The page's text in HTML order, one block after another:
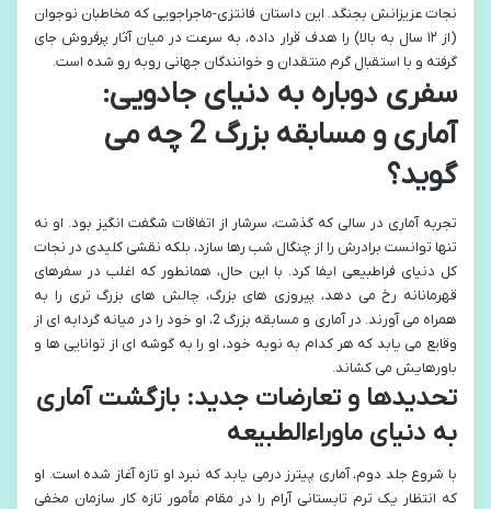
نجات عزیزانش بجنگد. این داستان فانتزی-ماجراجویی که مخاطبان نوجوان
(از ۱۲ سال به بالا) را هدف قرار داده، به سرعت در میان آثار پرفروش جای
گرفته و با استقبال گرم منتقدان و خوانندگان جهانی روبه رو شده است.
سفری دوباره به دنیای جادویی:
آماری و مسابقه بزرگ 2 چه می
گوید؟
تجربه آماری در سالی که گذشت، سرشار از اتفاقات شگفت انگیز بود. او نه
تنها توانست برادرش را از چنگال شب رها سازد، بلکه نقشی کلیدی در نجات
کل دنیای فراطبیعی ایفا کرد. با این حال، همانطور که اغلب در سفرهای
قهرمانانه رخ می دهد، پیروزی های بزرگ، چالش های بزرگ تری را به
همراه می آورند. در آماری و مسابقه بزرگ 2، او خود را در میانه گردابه ای از
وقایع می یابد که هر کدام به نوبه خود، او را به گوشه ای از توانایی ها و
باورهایش می کشاند.
تحدیدها و تعارضات جدید: بازگشت آماری
به دنیای ماوراءالطبیعه
با شروع جلد دوم، آماری پیترز درمی یابد که نبرد او تازه آغاز شده است. او
که انتظار یک ترم تابستانی آرام را در مقام مأمور تازه کار سازمان مخفی